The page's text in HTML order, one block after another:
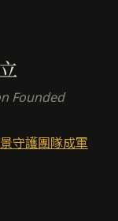
Founded
守護團隊成軍